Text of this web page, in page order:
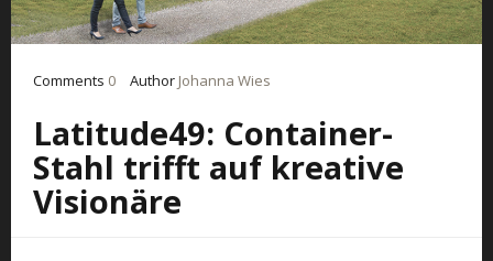
Comments 0 Author Johanna Wies
Latitude49: Container-
Stahl trifft auf kreative
Visionäre